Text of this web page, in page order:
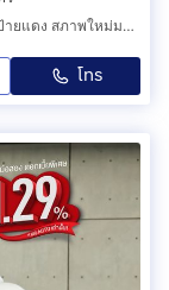
Toyota Vios 1.5 E Minorchange ปี 2016 มือเดียวจากป้ายแดง สภาพใหม่มากก เดิมๆทั้งคัน ไม่เคยเฉี่ยวชน ประวัติเข้าศูนย์ครบทุกระยะ จนปัจจุบัน
โทร